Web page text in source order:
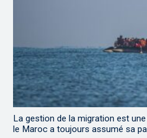
La gestion de la migration est
le Maroc a toujours assumé sa